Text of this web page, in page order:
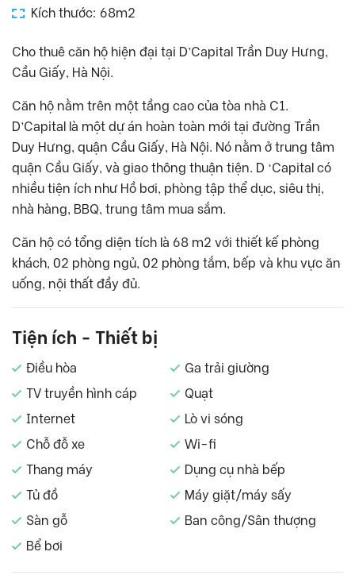
Kích thước: 68m2
Cho thuê căn hộ hiện đại tại D’Capital Trần Duy Hưng,
Cầu Giấy, Hà Nội.
Căn hộ nằm trên một tầng cao của tòa nhà C1.
D’Capital là một dự án hoàn toàn mới tại đường Trần
Duy Hưng, quận Cầu Giấy, Hà Nội. Nó nằm ở trung tâm
quận Cầu Giấy, và giao thông thuận tiện. D ‘Capital có
nhiều tiện ích như Hồ bơi, phòng tập thể dục, siêu thị,
nhà hàng, BBQ, trung tâm mua sắm.
Căn hộ có tổng diện tích là 68 m2 với thiết kế phòng
khách, 02 phòng ngủ, 02 phòng tắm, bếp và khu vực ăn
uống, nội thất đầy đủ.
Tiện ích - Thiết bị
Điều hòa
Ga trải giường
TV truyền hình cáp
Quạt
Internet
Lò vi sóng
Chỗ đỗ xe
Wi-fi
Thang máy
Dụng cụ nhà bếp
Tủ đồ
Máy giặt/máy sấy
Sàn gỗ
Ban công/Sân thượng
Bể bơi